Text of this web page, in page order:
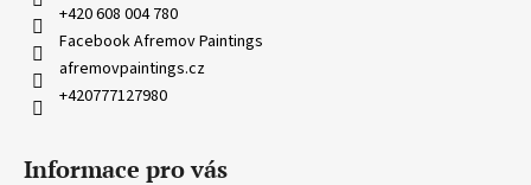
+420 608 004 780
Facebook Afremov Paintings
afremovpaintings.cz
+420777127980
Informace pro vás